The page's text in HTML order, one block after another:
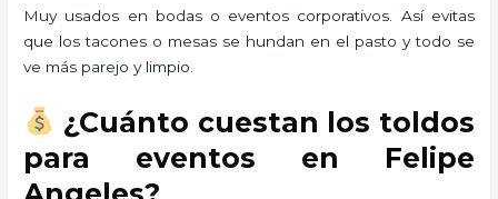
Muy usados en bodas o eventos corporativos. Así evitas
que los tacones o mesas se hundan en el pasto y todo se
ve más parejo y limpio.
¿Cuánto cuestan los toldos
para eventos en Felipe